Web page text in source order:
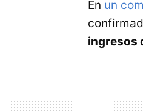
En un
ingresos